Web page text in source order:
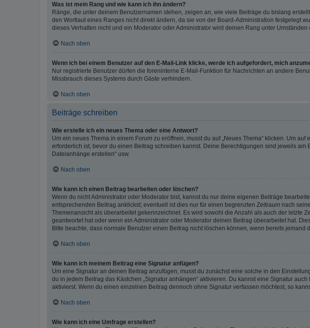
Was ist mein Rang und wie kann ich ihn ändern?
Ränge, die unter deinem Benutzernamen stehen, zeigen an, wie viele Beiträge du bislang
den Wortlaut eines Ranges nicht direkt ändern, da sie von der Board-Administration festgelegt
dieses Verhalten nicht und ein Moderator oder Administrator wird deinen Rang unter Umständen
Nach oben
Wenn ich bei einem Benutzer auf den E-Mail-Link klicke, werde ich aufgefordert, mich
Nur registrierte Benutzer dürfen die foreninterne E-Mail-Funktion für Nachrichten an andere
Missbrauch dieses Systems durch Gäste verhindern.
Nach oben
Beiträge schreiben
Wie erstelle ich ein neues Thema oder eine Antwort?
Um ein neues Thema in einem Forum zu eröffnen, musst du auf „Neues Thema“ klicken. Um
erforderlich ist, bevor du einen Beitrag schreiben kannst. Deine Berechtigungen sind jeweils am
Dateianhänge erstellen“ usw.
Nach oben
Wie kann ich einen Beitrag bearbeiten oder löschen?
Wenn du nicht Administrator oder Moderator bist, kannst du nur deine eigenen Beiträge
entsprechenden Beitrag anklickst; eventuell ist dies nur für einen begrenzten Zeitraum nach
Themenansicht als überarbeitet gekennzeichnet. Es wird sowohl die Anzahl als auch der
geantwortet hat oder wenn ein Administrator oder Moderator deinen Beitrag überarbeitet hat.
Bitte beachte, dass normale Benutzer einen Beitrag nicht löschen können, wenn bereits jemand
Nach oben
Wie kann ich meinem Beitrag eine Signatur anfügen?
Um eine Signatur an deinen Beitrag anzufügen, musst du zunächst eine solche in den
du in jedem Beitrag das Kästchen „Signatur anhängen“ aktivieren. Du kannst eine Signatur
aktivierst. Wenn du einen einzelnen Beitrag dennoch ohne Signatur verfassen möchtest, so
Nach oben
Wie kann ich eine Umfrage erstellen?